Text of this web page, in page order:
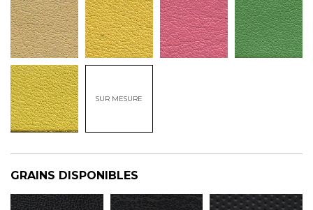
SUR MESURE
GRAINS DISPONIBLES